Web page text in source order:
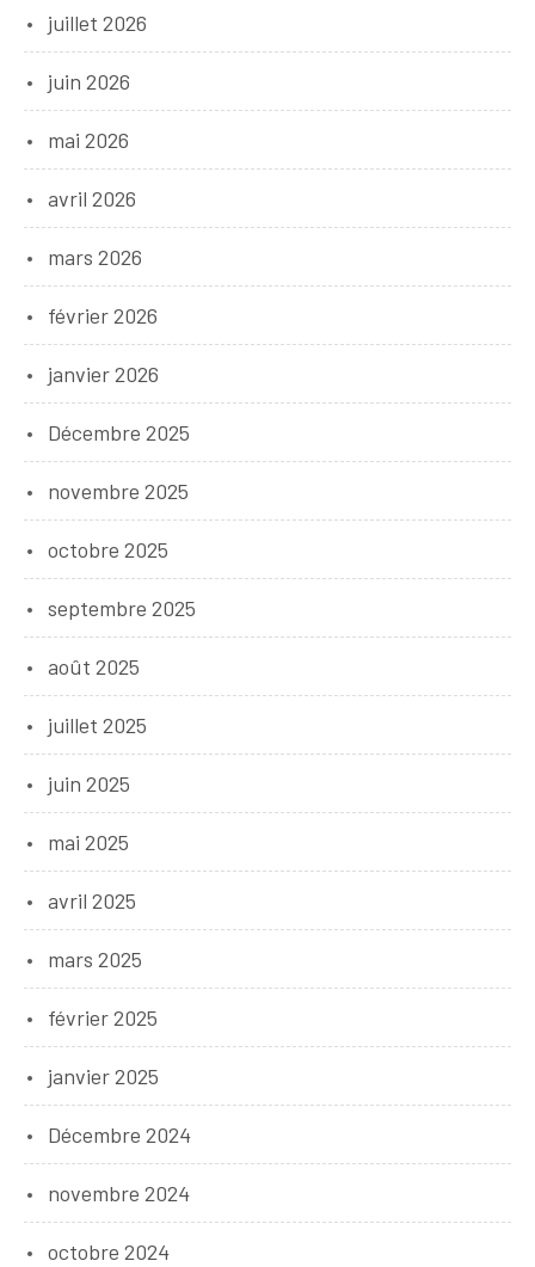
juillet 2026
juin 2026
mai 2026
avril 2026
mars 2026
février 2026
janvier 2026
Décembre 2025
novembre 2025
octobre 2025
septembre 2025
août 2025
juillet 2025
juin 2025
mai 2025
avril 2025
mars 2025
février 2025
janvier 2025
Décembre 2024
novembre 2024
octobre 2024